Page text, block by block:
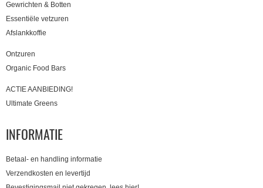
Gewrichten & Botten
Essentiële vetzuren
Afslankkoffie
Ontzuren
Organic Food Bars
ACTIE AANBIEDING!
Ultimate Greens
INFORMATIE
Betaal- en handling informatie
Verzendkosten en levertijd